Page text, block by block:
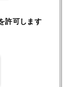
許可します